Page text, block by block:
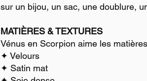
sur un bijou, un sac, une doublure,
MATIÈRES & TEXTURES
Vénus en Scorpion aime les
✦ Velours
✦ Satin mat